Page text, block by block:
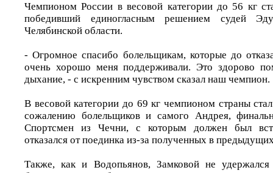
Чемпионом России в весовой категории до 56 кг
победивший единогласным решением судей
Челябинской области.
- Огромное спасибо болельщикам, которые до
очень хорошо меня поддерживали. Это здорово
дыхание, - с искренним чувством сказал наш чемпион.
В весовой категории до 69 кг чемпионом страны
сожалению болельщиков и самого Андрея,
Спортсмен из Чечни, с которым должен был
отказался от поединка из-за полученных в
Также, как и Водопьянов, Замковой не